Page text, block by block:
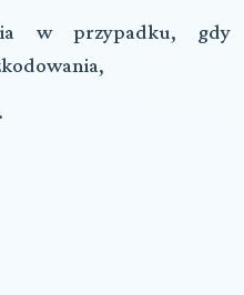
w przypadku, gdy